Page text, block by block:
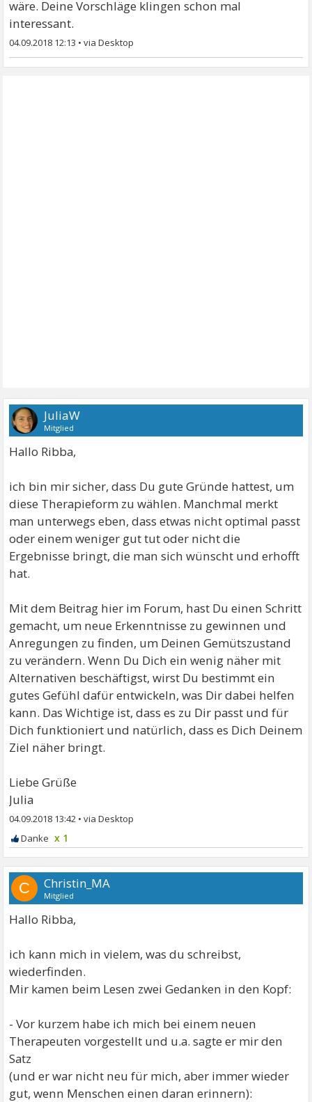
wäre. Deine Vorschläge klingen schon mal
interessant.
04.09.2018 12:13 •
JuliaW
Mitglied
Hallo Ribba,
ich bin mir sicher, dass Du gute Gründe hattest, um
diese Therapieform zu wählen. Manchmal merkt
man unterwegs eben, dass etwas nicht optimal passt
oder einem weniger gut tut oder nicht die
Ergebnisse bringt, die man sich wünscht und erhofft
hat.
Mit dem Beitrag hier im Forum, hast Du einen Schritt
gemacht, um neue Erkenntnisse zu gewinnen und
Anregungen zu finden, um Deinen Gemütszustand
zu verändern. Wenn Du Dich ein wenig näher mit
Alternativen beschäftigst, wirst Du bestimmt ein
gutes Gefühl dafür entwickeln, was Dir dabei helfen
kann. Das Wichtige ist, dass es zu Dir passt und für
Dich funktioniert und natürlich, dass es Dich Deinem
Ziel näher bringt.
Liebe Grüße
Julia
04.09.2018 13:42 •
x 1
C Christin_MA
Mitglied
Hallo Ribba,
ich kann mich in vielem, was du schreibst,
wiederfinden.
Mir kamen beim Lesen zwei Gedanken in den Kopf:
- Vor kurzem habe ich mich bei einem neuen
Therapeuten vorgestellt und u.a. sagte er mir den
Satz
(und er war nicht neu für mich, aber immer wieder
gut, wenn Menschen einen daran erinnern):